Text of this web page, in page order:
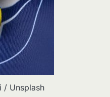
/ Unsplash